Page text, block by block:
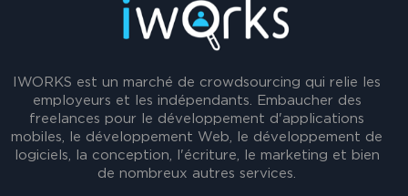
IWORKS est un marché de crowdsourcing qui relie les
employeurs et les indépendants. Embaucher des
freelances pour le développement d'applications
mobiles, le développement Web, le développement de
logiciels, la conception, l'écriture, le marketing et bien
de nombreux autres services.